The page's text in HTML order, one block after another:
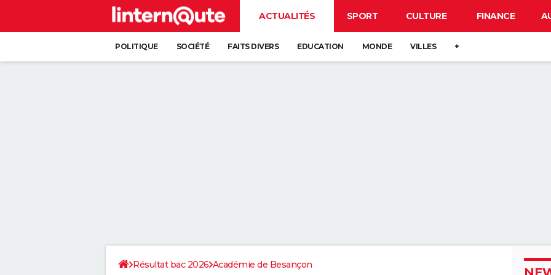
ACTUALITÉS SPORT CULTURE FINANCE
POLITIQUE SOCIÉTÉ FAITS DIVERS EDUCATION MONDE VILLES +
Résultat bac 2026 Académie de Besançon